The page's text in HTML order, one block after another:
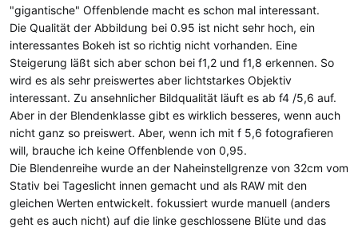
"gigantische" Offenblende macht es schon mal interessant.
Die Qualität der Abbildung bei 0.95 ist nicht sehr hoch, ein
interessantes Bokeh ist so richtig nicht vorhanden. Eine
Steigerung läßt sich aber schon bei f1,2 und f1,8 erkennen. So
wird es als sehr preiswertes aber lichtstarkes Objektiv
interessant. Zu ansehnlicher Bildqualität läuft es ab f4 /5,6 auf.
Aber in der Blendenklasse gibt es wirklich besseres, wenn auch
nicht ganz so preiswert. Aber, wenn ich mit f 5,6 fotografieren
will, brauche ich keine Offenblende von 0,95.
Die Blendenreihe wurde an der Naheinstellgrenze von 32cm vom
Stativ bei Tageslicht innen gemacht und als RAW mit den
gleichen Werten entwickelt. fokussiert wurde manuell (anders
geht es auch nicht) auf die linke geschlossene Blüte und das